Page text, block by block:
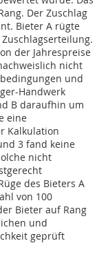
Der Zuschlag
Bieter A rügte
der Jahrespreise
nicht
und
Handwerk
B daraufhin um
eine
Kalkulation
3 fand keine
nicht
des Bieters A
von 100
Bieter auf Rang
und
geprüft